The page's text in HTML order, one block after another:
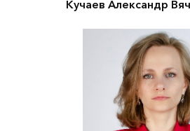
Кучаев Александр
Заместитель
генерального
по развитию
«Убиратор»